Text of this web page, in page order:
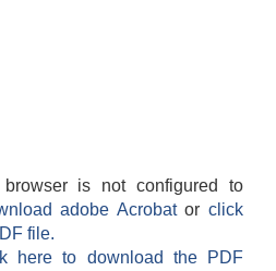
is not configured to
adobe Acrobatorclick
file.
here to download the PDF